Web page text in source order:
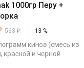
1000гр Перу +
563₽ 13 %
киноа (смесь из
красной и черной